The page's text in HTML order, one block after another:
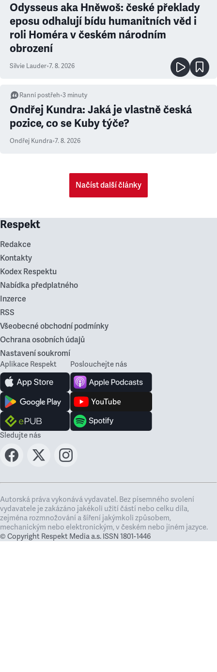
Odysseus aka Hněwoš: české překlady
eposu odhalují bídu humanitních věd i
roli Homéra v českém národním
obrození
Silvie Lauder•7. 8. 2026
Ranní postřeh•3 minuty
Ondřej Kundra: Jaká je vlastně česká
pozice, co se Kuby týče?
Ondřej Kundra•7. 8. 2026
Načíst další články
Respekt
Redakce
Kontakty
Kodex Respektu
Nabídka předplatného
Inzerce
RSS
Všeobecné obchodní podmínky
Ochrana osobních údajů
Nastavení soukromí
Aplikace Respekt Poslouchejte nás
Sledujte nás
Autorská práva vykonává vydavatel. Bez písemného svolení
vydavatele je zakázáno jakékoli užití částí nebo celku díla,
zejména rozmnožování a šíření jakýmkoli způsobem,
mechanickým nebo elektronickým, v českém nebo jiném jazyce.
© Copyright Respekt Media a.s. ISSN 1801-1446